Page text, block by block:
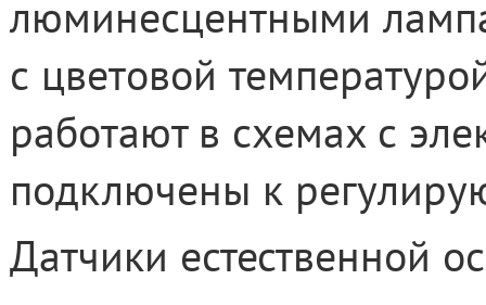
люминесцентными
с цветовой
работают в схемах с
подключены к
Датчики естественной